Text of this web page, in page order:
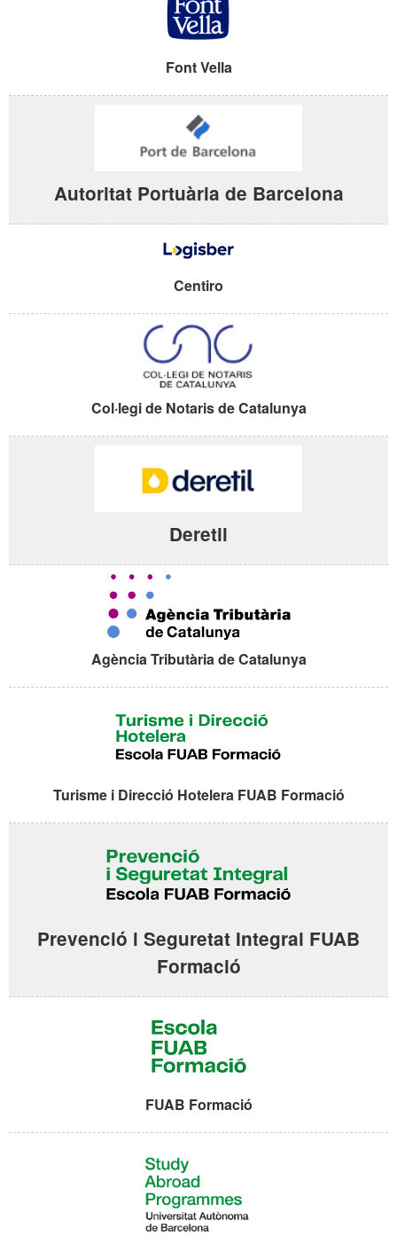
Font Vella
Autoritat Portuària de Barcelona
Centiro
Col·legi de Notaris de Catalunya
Deretil
Agència Tributària de Catalunya
Turisme i Direcció Hotelera FUAB Formació
Prevenció i Seguretat Integral FUAB
Formació
FUAB Formació